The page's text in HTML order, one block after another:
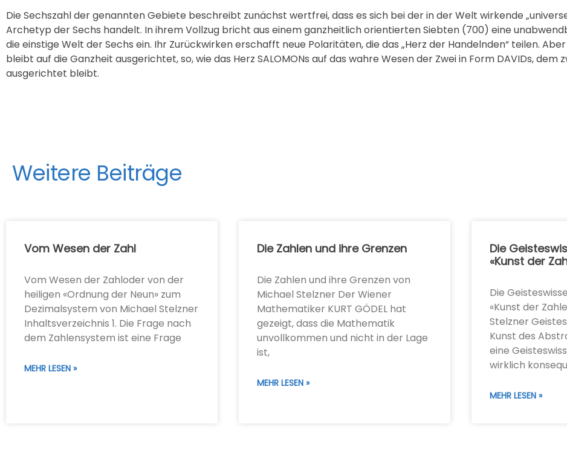
Die Sechszahl der genannten Gebiete beschreibt zunächst wertfrei, dass es sich bei der in der Welt wirkende
Archetyp der Sechs handelt. In ihrem Vollzug bricht aus einem ganzheitlich orientierten Siebten (700) eine
die einstige Welt der Sechs ein. Ihr Zurückwirken erschafft neue Polaritäten, die das „Herz der Handelnden“ teilen.
bleibt auf die Ganzheit ausgerichtet, so, wie das Herz SALOMONs auf das wahre Wesen der Zwei in Form DAVIDs, dem
ausgerichtet bleibt.
Weitere Beiträge
Vom Wesen der Zahl
Vom Wesen der Zahloder von der
heiligen «Ordnung der Neun» zum
Dezimalsystem von Michael Stelzner
Inhaltsverzeichnis 1. Die Frage nach
dem Zahlensystem ist eine Frage
MEHR LESEN »
Die Zahlen und ihre Grenzen
Die Zahlen und ihre Grenzen von
Michael Stelzner Der Wiener
Mathematiker KURT GÖDEL hat
gezeigt, dass die Mathematik
unvollkommen und nicht in der Lage
ist,
MEHR LESEN »
Die
«Kunst der
Die
«Kunst der
Stelzner
Kunst des
eine
wirklich
MEHR LESEN »